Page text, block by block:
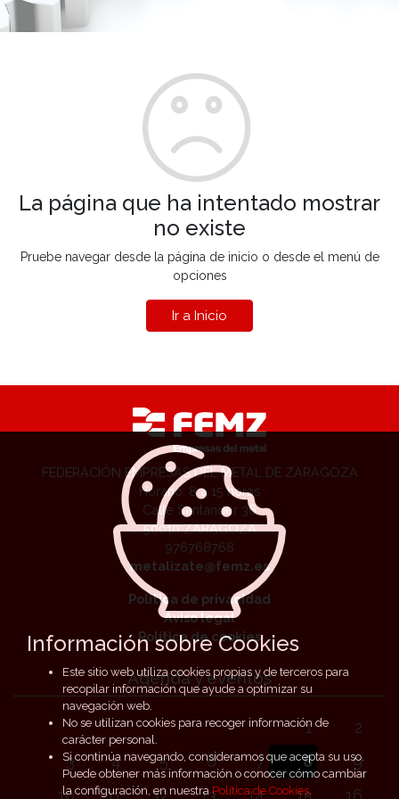
La página que ha intentado mostrar
no existe
Pruebe navegar desde la página de inicio o desde el menú de
opciones
Ir a Inicio
FEDERACIÓN EMPRESAS DEL METAL DE ZARAGOZA
Horario: 8 a 15 horas
Calle Santander 36
50010 ZARAGOZA
976768768
metalizate@femz.es
Política de privacidad
Aviso legal
Política de cookies
Agenda y eventos
1
2
3
4 5 6 7 8
9
Información sobre Cookies
Este sitio web utiliza cookies propias y de terceros para
recopilar información que ayude a optimizar su
navegación web.
No se utilizan cookies para recoger información de
carácter personal.
Si continúa navegando, consideramos que acepta su uso.
Puede obtener más información o conocer cómo cambiar
la configuración, en nuestraPolítica de Cookies.